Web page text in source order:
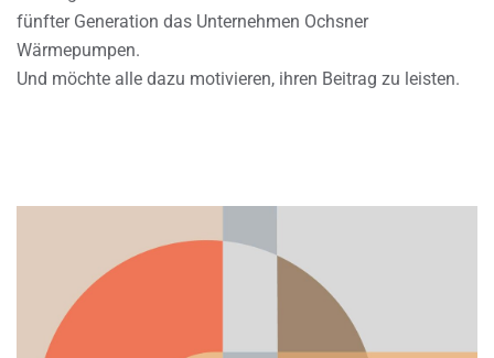
fünfter Generation das Unternehmen Ochsner
Wärmepumpen.
Und möchte alle dazu motivieren, ihren Beitrag zu leisten.